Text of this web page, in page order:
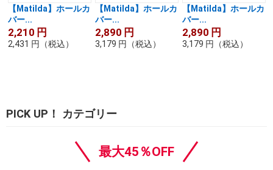
【Matilda】ホールカ
バー...
2,210 円
2,431 円 （税込）
【Matilda】ホールカ
バー...
2,890 円
3,179 円 （税込）
【Matilda】ホールカ
バー...
2,890 円
3,179 円 （税込）
PICK UP！ カテゴリー
最大45％OFF